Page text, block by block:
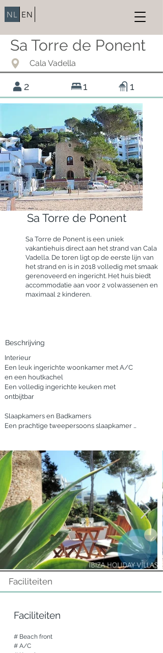
NL EN
Sa Torre de Ponent
Cala Vadella
2 1 1
Sa Torre de Ponent
Sa Torre de Ponent is een uniek
vakantiehuis direct aan het strand van Cala
Vadella. De toren ligt op de eerste lijn van
het strand en is in 2018 volledig met smaak
gerenoveerd en ingericht. Het huis biedt
accommodatie aan voor 2 volwassenen en
maximaal 2 kinderen.
Beschrijving
Interieur
Een leuk ingerichte woonkamer met A/C
en een houtkachel
Een volledig ingerichte keuken met
ontbijtbar
Slaapkamers en Badkamers
Een prachtige tweepersoons slaapkamer
Een badkamer met inloop douche
Exterieur
Een terras met eettafel en ligstoelen
Een dakterras met prachtig uitzicht op zee
en ligbedden
Een parkeerplaats aan huis
Een kayak om heerlijk de baai mee te
verkennen.
Faciliteiten
Faciliteiten
# Beach front
# A/C